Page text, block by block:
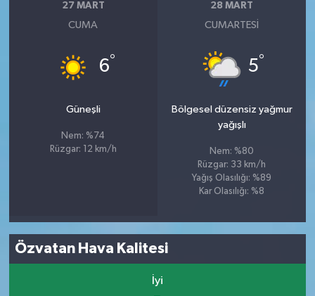
27 MART
CUMA
6°
Güneşli
Nem: %74
Rüzgar: 12 km/h
28 MART
CUMARTESI
5°
Bölgesel düzensiz yağmur
yağışlı
Nem: %80
Rüzgar: 33 km/h
Yağış Olasılığı: %89
Kar Olasılığı: %8
Özvatan Hava Kalitesi
İyi